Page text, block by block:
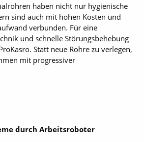
haben nicht nur hygienische
sind auch mit hohen Kosten und
verbunden. Für eine
und schnelle Störungsbehebung
Statt neue Rohre zu verlegen,
mit progressiver
durch Arbeitsroboter